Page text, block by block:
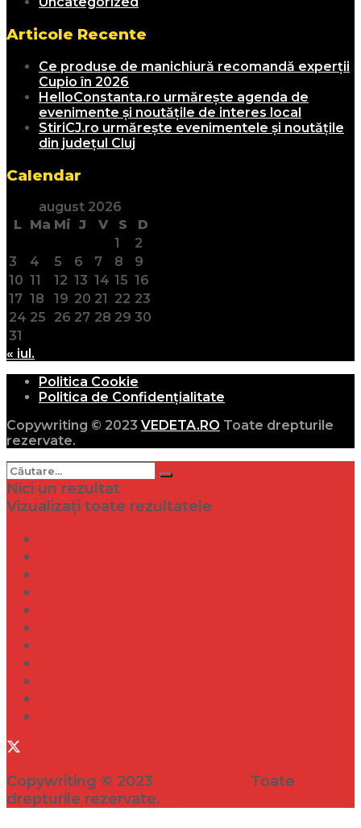
Articole Recente
Ce produse de manichiură recomandă experții
Cupio în 2026
HelloConstanta.ro urmărește agenda de
evenimente și noutățile de interes local
StiriCJ.ro urmărește evenimentele și noutățile
din județul Cluj
Calendar
august 2026
L Ma Mi J V S
D
1
2
3
4 5 6 7 8
9
10 11 12 13 14 15 16
17 18 19 20 21 22 23
24 25 26 27 28 29 30
31
« iul.
Politica Cookie
Politica de Confidențialitate
Copywriting © 2023 VEDETA.RO Toate drepturile
rezervate.
Nici un rezultat
Vizualizați toate rezultatele
Copywriting © 2023
Toate
drepturile rezervate.